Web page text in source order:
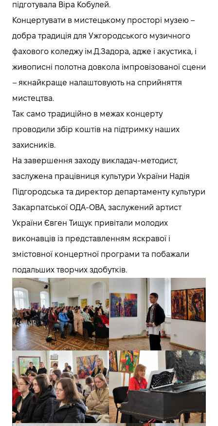
підготувала Віра Кобулей.
Концертувати в мистецькому просторі музею –
добра традиція для Ужгородського музичного
фахового коледжу ім.Д.Задора, адже і акустика, і
живописні полотна довкола імпровізованої сцени
– якнайкраще налаштовують на сприйняття
мистецтва.
Так само традиційно в межах концерту
проводили збір коштів на підтримку наших
захисників.
На завершення заходу викладач-методист,
заслужена працівниця культури України Надія
Підгородська та директор департаменту культури
Закарпатської ОДА-ОВА, заслужений артист
України Євген Тищук привітали молодих
виконавців із представленням яскравої і
змістовної концертної програми та побажали
подальших творчих здобутків.